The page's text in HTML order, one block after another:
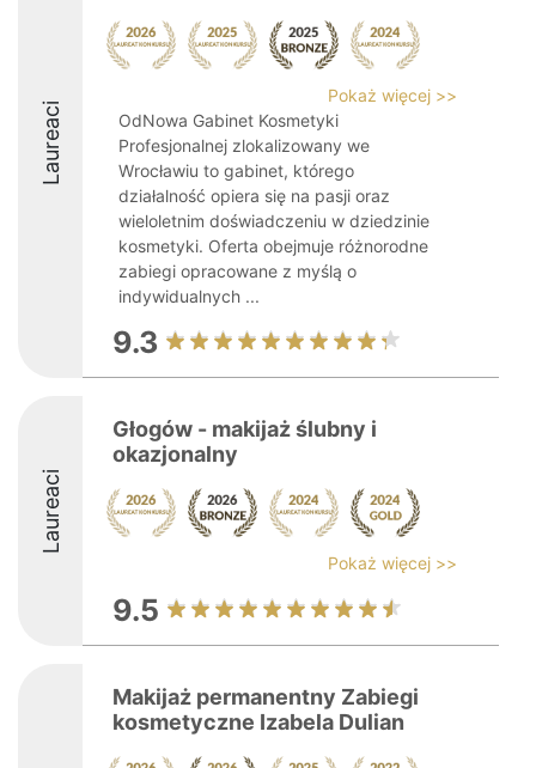
Laureaci
Pokaż więcej >>
OdNowa Gabinet Kosmetyki
Profesjonalnej zlokalizowany we
Wrocławiu to gabinet, którego
działalność opiera się na pasji oraz
wieloletnim doświadczeniu w dziedzinie
kosmetyki. Oferta obejmuje różnorodne
zabiegi opracowane z myślą o
indywidualnych ...
9.3
Laureaci
Głogów - makijaż ślubny i
okazjonalny
Pokaż więcej >>
9.5
Makijaż permanentny Zabiegi
kosmetyczne Izabela Dulian